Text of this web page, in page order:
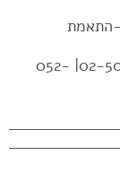
-התאמת
מודיעין | ירושלים | באר שבע | 02-5004333| 052-